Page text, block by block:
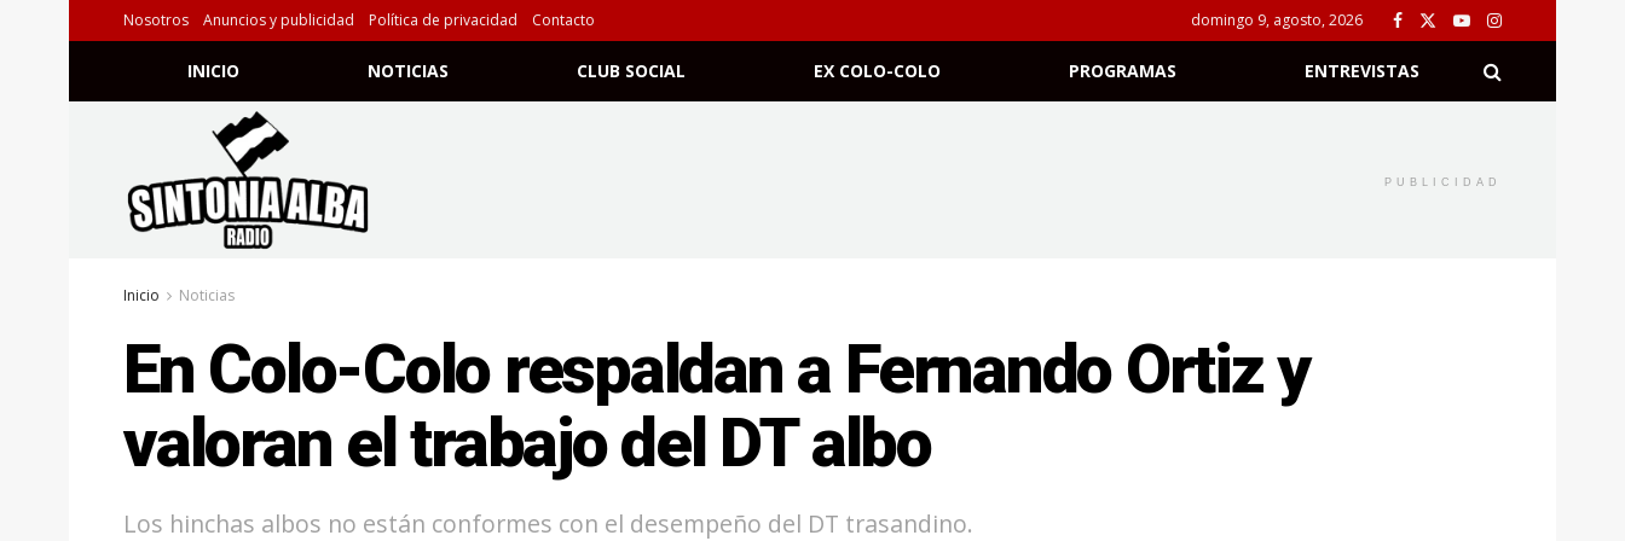
Nosotros Anuncios y publicidad Política de privacidad Contacto domingo 9, agosto, 2026
INICIO NOTICIAS CLUB SOCIAL EX COLO-COLO PROGRAMAS ENTREVISTAS
PUBLICIDAD
Inicio Noticias
En Colo-Colo respaldan a Fernando Ortiz y
valoran el trabajo del DT albo
Los hinchas albos no están conformes con el desempeño del DT trasandino.